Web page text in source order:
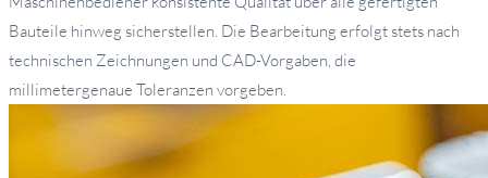
Bauteile hinweg sicherstellen. Die Bearbeitung erfolgt stets nach
technischen Zeichnungen und CAD-Vorgaben, die
millimetergenaue Toleranzen vorgeben.